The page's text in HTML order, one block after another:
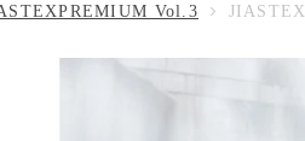
夏季休業のお知らせ
【2026父の日】お父さん
Vol.3